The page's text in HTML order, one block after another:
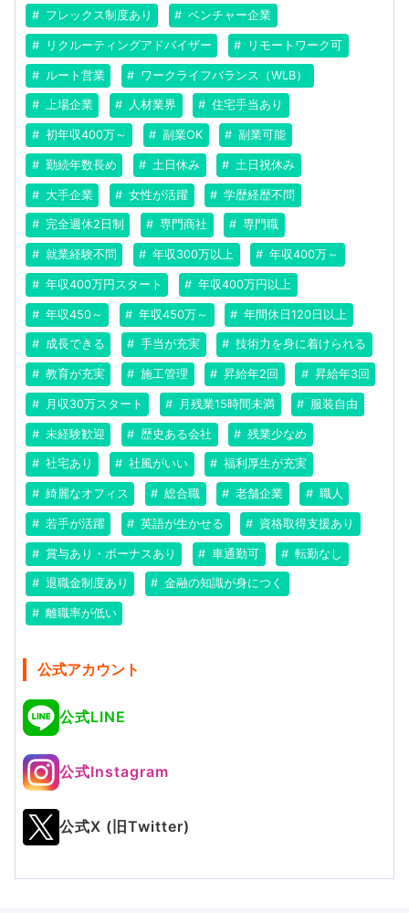
フレックス制度あり ベンチャー企業
リクルーティングアドバイザー リモートワーク可
ルート営業 ワークライフバランス（WLB）
上場企業 人材業界 住宅手当あり
初年収400万～ 副業OK 副業可能
勤続年数長め 土日休み 土日祝休み
大手企業 女性が活躍 学歴経歴不問
完全週休2日制 専門商社 専門職
就業経験不問 年収300万以上 年収400万～
年収400万円スタート 年収400万円以上
年収450～ 年収450万～ 年間休日120日以上
成長できる 手当が充実 技術力を身に着けられる
教育が充実 施工管理 昇給年2回 昇給年3回
月収30万スタート 月残業15時間未満 服装自由
未経験歓迎 歴史ある会社 残業少なめ
社宅あり 社風がいい 福利厚生が充実
綺麗なオフィス 総合職 老舗企業 職人
若手が活躍 英語が生かせる 資格取得支援あり
賞与あり・ボーナスあり 車通勤可 転勤なし
退職金制度あり 金融の知識が身につく
離職率が低い
公式アカウント
公式LINE
公式Instagram
公式X (旧Twitter)